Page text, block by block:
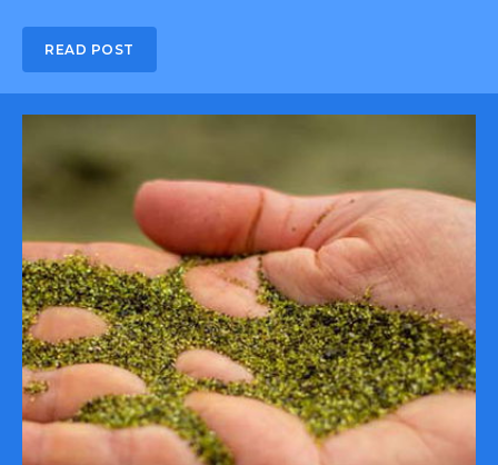
READ POST